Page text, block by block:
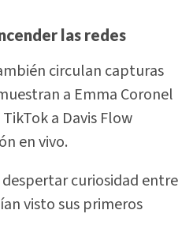
las redes
circulan capturas
a Emma Coronel
a Davis Flow
en vivo.
curiosidad entre
visto sus primeros